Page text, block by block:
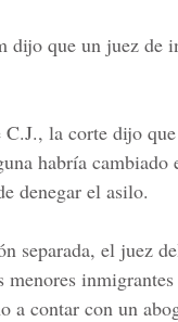
dijo que un juez de
C.J., la corte dijo
habría
denegar el asilo.
separada, el juez
a contar con un